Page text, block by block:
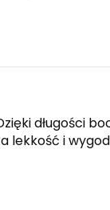
długości
lekkość i